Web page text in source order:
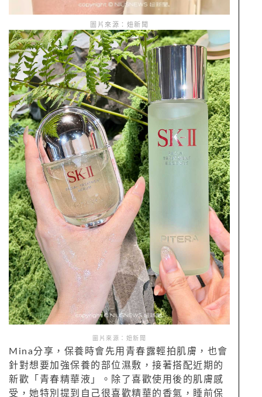
圖片來源：妞新聞
圖片來源：妞新聞
Mina分享，保養時會先用青春露輕拍肌膚，也會
針對想要加強保養的部位濕敷，接著搭配近期的
新歡「青春精華液」。除了喜歡使用後的肌膚感
受，她特別提到自己很喜歡精華的香氣，睡前保